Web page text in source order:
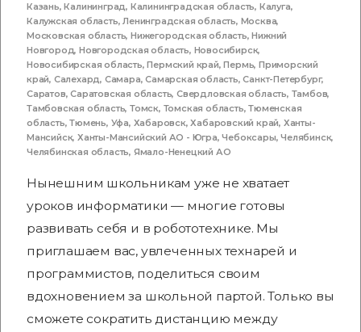
Казань,Калининград, Калининградская область, Калуга,
Калужская область,Ленинградская область, Москва,
Московская область,Нижегородская область,Нижний
Новгород,Новгородская область, Новосибирск,
Новосибирская область,Пермский край,Пермь,Приморский
край, Салехард, Самара,Самарская область,Санкт-Петербург,
Саратов,Саратовская область,Свердловская область, Тамбов,
Тамбовская область,Томск, Томская область,Тюменская
область,Тюмень, Уфа, Хабаровск,Хабаровский край, Ханты-
Мансийск,Ханты-Мансийский АО - Югра,Чебоксары,Челябинск,
Челябинская область, Ямало-Ненецкий АО
Нынешним школьникам уже не хватает
уроков информатики — многие готовы
развивать себя и в робототехнике. Мы
приглашаем вас, увлеченных технарей и
программистов, поделиться своим
вдохновением за школьной партой. Только вы
сможете сократить дистанцию между